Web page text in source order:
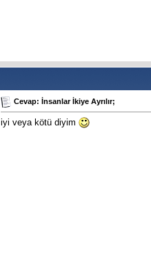
Cevap: İnsanlar İkiye Ayrılır;
iyi veya kötü diyim